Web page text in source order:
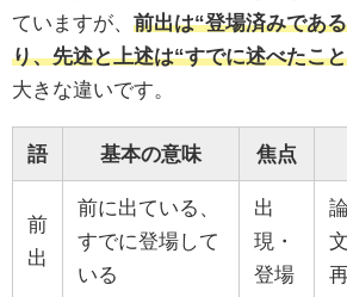
ていますが、 前出は“登場済みであ
り、先述と上述は“すでに述べたこ
大きな違いです。
語 基本の意味 焦点
前
出
前に出ている、
すでに登場して
いる
出
現・
登場